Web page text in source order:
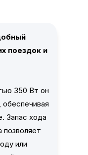
поездок и
350 Вт он
Запас хода
или